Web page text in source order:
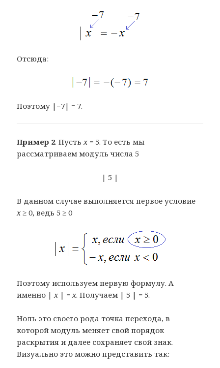
Отсюда:
Поэтому |−7| = 7.
Пример 2. Пусть x = 5. То есть мы
рассматриваем модуль числа 5
| 5 |
В данном случае выполняется первое условие
x≥ 0, ведь 5 ≥ 0
Поэтому используем первую формулу. А
именно | x | = x. Получаем | 5 | = 5.
Ноль это своего рода точка перехода, в
которой модуль меняет свой порядок
раскрытия и далее сохраняет свой знак.
Визуально это можно представить так: